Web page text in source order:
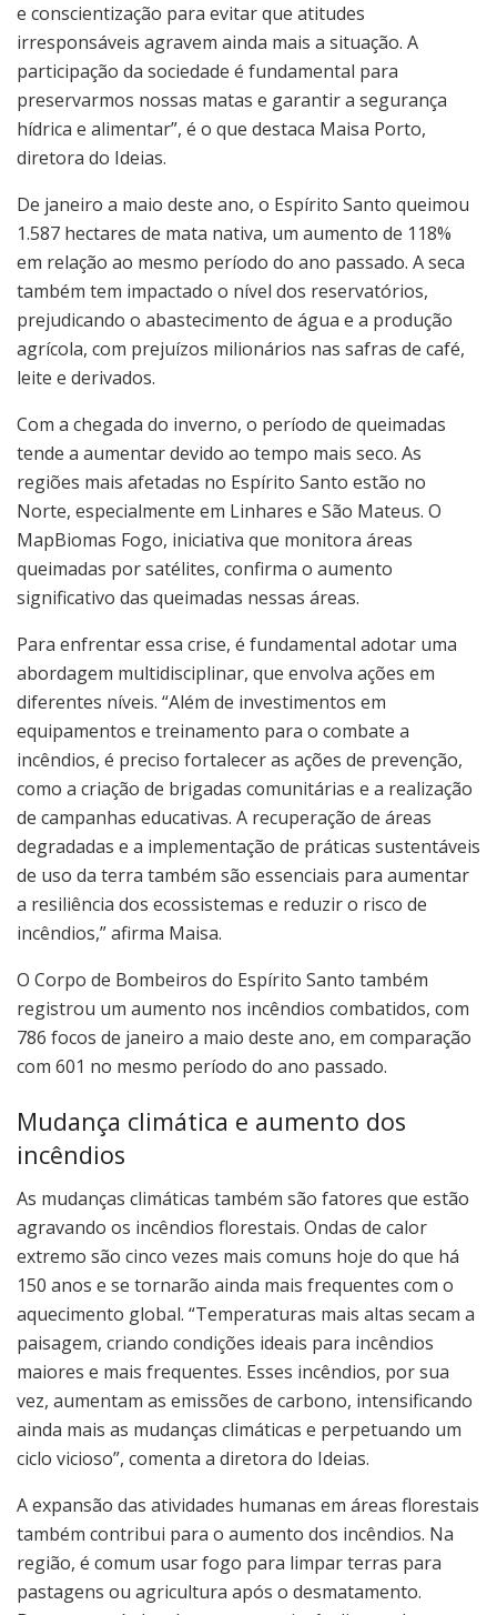
e conscientização para evitar que atitudes
irresponsáveis agravem ainda mais a situação. A
participação da sociedade é fundamental para
preservarmos nossas matas e garantir a segurança
hídrica e alimentar”, é o que destaca Maisa Porto,
diretora do Ideias.
De janeiro a maio deste ano, o Espírito Santo queimou
1.587 hectares de mata nativa, um aumento de 118%
em relação ao mesmo período do ano passado. A seca
também tem impactado o nível dos reservatórios,
prejudicando o abastecimento de água e a produção
agrícola, com prejuízos milionários nas safras de café,
leite e derivados.
Com a chegada do inverno, o período de queimadas
tende a aumentar devido ao tempo mais seco. As
regiões mais afetadas no Espírito Santo estão no
Norte, especialmente em Linhares e São Mateus. O
MapBiomas Fogo, iniciativa que monitora áreas
queimadas por satélites, confirma o aumento
significativo das queimadas nessas áreas.
Para enfrentar essa crise, é fundamental adotar uma
abordagem multidisciplinar, que envolva ações em
diferentes níveis. “Além de investimentos em
equipamentos e treinamento para o combate a
incêndios, é preciso fortalecer as ações de prevenção,
como a criação de brigadas comunitárias e a realização
de campanhas educativas. A recuperação de áreas
degradadas e a implementação de práticas sustentáveis
de uso da terra também são essenciais para aumentar
a resiliência dos ecossistemas e reduzir o risco de
incêndios,” afirma Maisa.
O Corpo de Bombeiros do Espírito Santo também
registrou um aumento nos incêndios combatidos, com
786 focos de janeiro a maio deste ano, em comparação
com 601 no mesmo período do ano passado.
Mudança climática e aumento dos
incêndios
As mudanças climáticas também são fatores que estão
agravando os incêndios florestais. Ondas de calor
extremo são cinco vezes mais comuns hoje do que há
150 anos e se tornarão ainda mais frequentes com o
aquecimento global. “Temperaturas mais altas secam a
paisagem, criando condições ideais para incêndios
maiores e mais frequentes. Esses incêndios, por sua
vez, aumentam as emissões de carbono, intensificando
ainda mais as mudanças climáticas e perpetuando um
ciclo vicioso”, comenta a diretora do Ideias.
A expansão das atividades humanas em áreas florestais
também contribui para o aumento dos incêndios. Na
região, é comum usar fogo para limpar terras para
pastagens ou agricultura após o desmatamento.